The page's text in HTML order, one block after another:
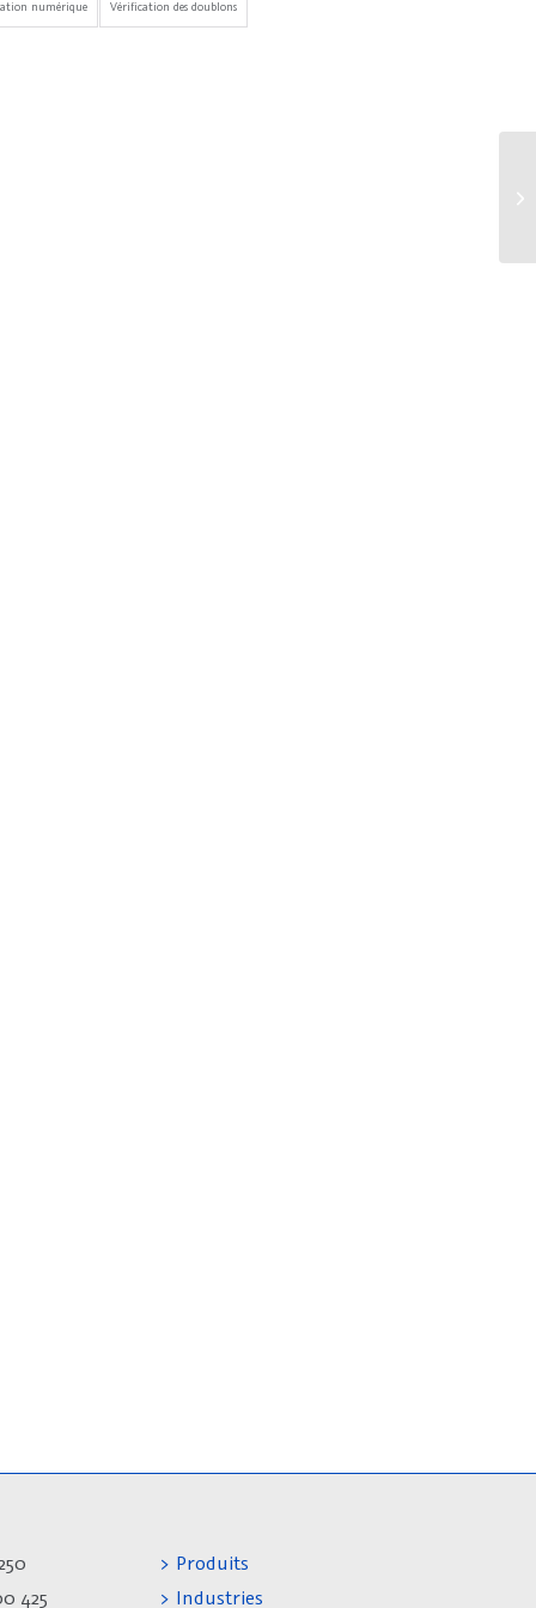
numérique Vérification des doublons
425
> Produits
> Industries